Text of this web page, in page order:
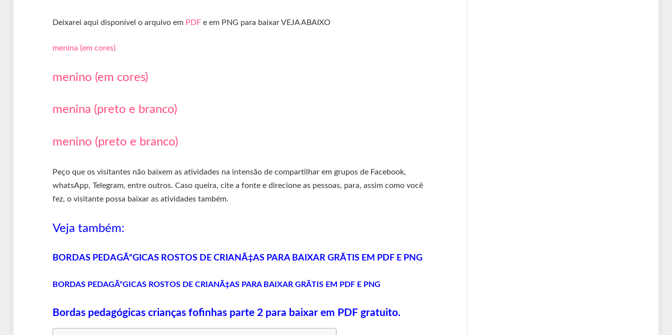
Deixarei aqui disponível o arquivo em PDFe em PNG para baixar VEJA ABAIXO
menina (em cores)
menino (em cores)
menina (preto e branco)
menino (preto e branco)
Peço que os visitantes não baixem as atividades na intensão de compartilhar em grupos de Facebook,
whatsApp, Telegram, entre outros. Caso queira, cite a fonte e direcione as pessoas, para, assim como você
fez, o visitante possa baixar as atividades também.
Veja também:
BORDAS PEDAGÃ“GICAS ROSTOS DE CRIANÃ‡AS PARA BAIXAR GRÃTIS EM PDF E PNG
BORDAS PEDAGÃ“GICAS ROSTOS DE CRIANÃ‡AS PARA BAIXAR GRÃTIS EM PDF E PNG
Bordas pedagógicas crianças fofinhas parte 2 para baixar em PDF gratuito.